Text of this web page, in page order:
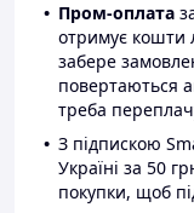
Пром-оплата
отримує кошти
забере
повертаються
треба
З підпискою
Україні за 50
покупки, щоб